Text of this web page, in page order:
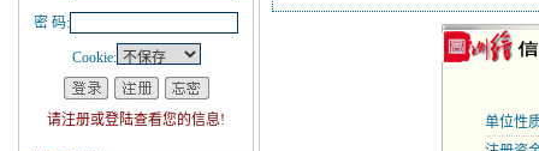
密 码:
Cookie:
请注册或登陆查看您的信息!
单位性